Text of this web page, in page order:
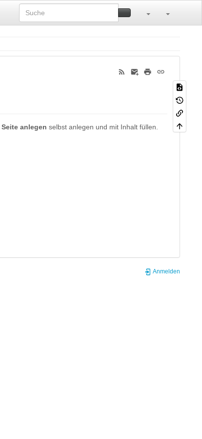
Seite anlegen selbst anlegen und mit Inhalt füllen.
Anmelden